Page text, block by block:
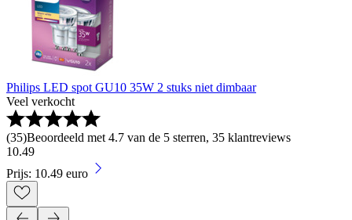
Philips LED spot GU10 35W 2 stuks niet dimbaar
Veel verkocht
(35)Beoordeeld met 4.7 van de 5 sterren, 35 klantreviews
10.49
Prijs: 10.49 euro